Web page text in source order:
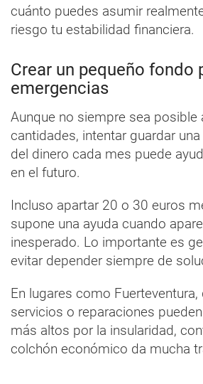
cuánto puedes asumir
riesgo tu estabilidad financiera.
Crear un pequeño fondo
emergencias
Aunque no siempre sea posible
cantidades, intentar guardar
del dinero cada mes puede
en el futuro.
Incluso apartar 20 o 30 euros
supone una ayuda cuando
inesperado. Lo importante es
evitar depender siempre de
En lugares como
servicios o reparaciones
más altos por la insularidad,
colchón económico da mucha